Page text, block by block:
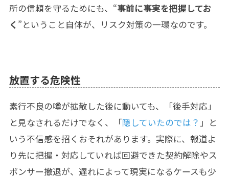
所の信頼を守るためにも、“事前に事実を把握してお
く ”ということ自体が、リスク対策の一環なのです。
放置する危険性
素行不良の噂が拡散した後に動いても、「後手対応」
と見なされるだけでなく、「隠していたのでは？ 」と
いう不信感を招くおそれがあります。実際に、報道よ
り先に把握・対応していれば回避できた契約解除やス
ポンサー撤退が、遅れによって現実になるケースも少